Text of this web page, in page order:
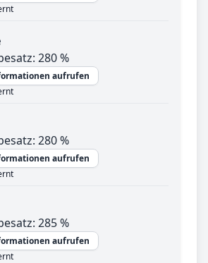
280 %
aufrufen
280 %
aufrufen
285 %
aufrufen